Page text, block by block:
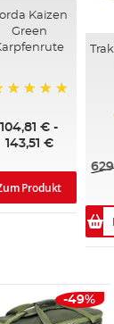
Kaizen
Green
104,81 € -
143,51 €
Produkt
-49%